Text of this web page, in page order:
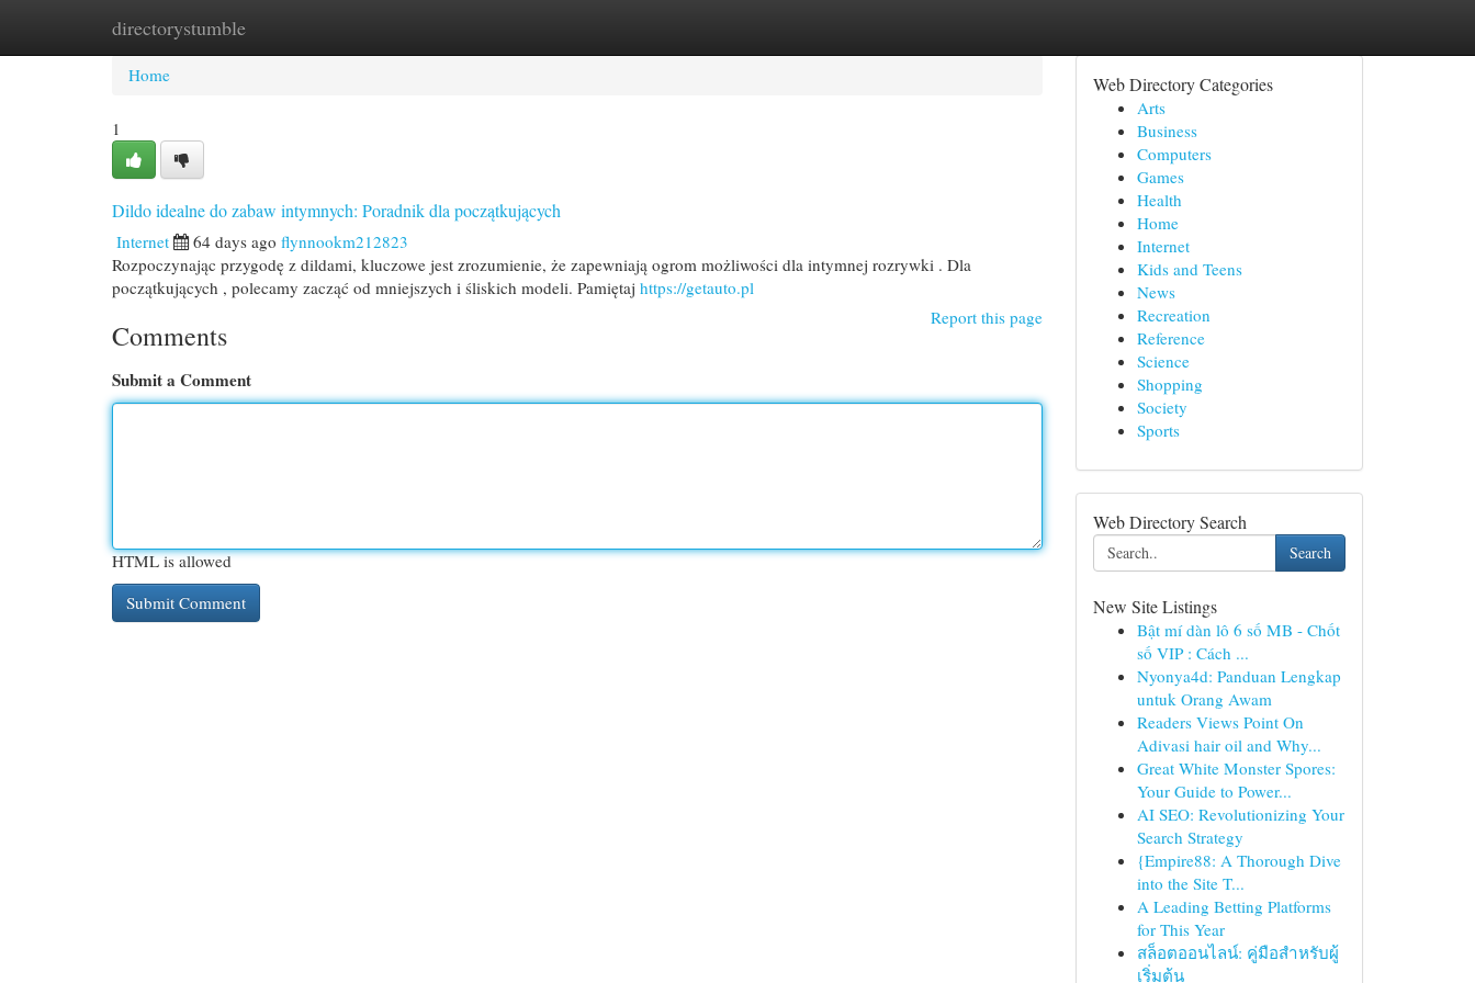
directorystumble
Home New Site Listings
Home
1
Dildo idealne do zabaw intymnych: Poradnik dla początkujących
Internet 64 days ago flynnookm212823
Rozpoczynając przygodę z dildami, kluczowe jest zrozumienie, że zapewniają ogrom możliwości dla intymnej rozrywki . Dla
początkujących , polecamy zacząć od mniejszych i śliskich modeli. Pamiętaj https://getauto.pl
Report this page
Comments
Submit a Comment
HTML is allowed
Web Directory Categories
Arts
Business
Computers
Games
Health
Home
Internet
Kids and Teens
News
Recreation
Reference
Science
Shopping
Society
Sports
Web Directory Search
Search
New Site Listings
Bật mí dàn lô 6 số MB - Chốt
số VIP : Cách ...
Nyonya4d: Panduan Lengkap
untuk Orang Awam
Readers Views Point On
Adivasi hair oil and Why...
Great White Monster Spores:
Your Guide to Power...
AI SEO: Revolutionizing Your
Search Strategy
{Empire88: A Thorough Dive
into the Site T...
A Leading Betting Platforms
for This Year
สล็อตออนไลน์: คู่มือสำหรับผู้
เริ่มต้น